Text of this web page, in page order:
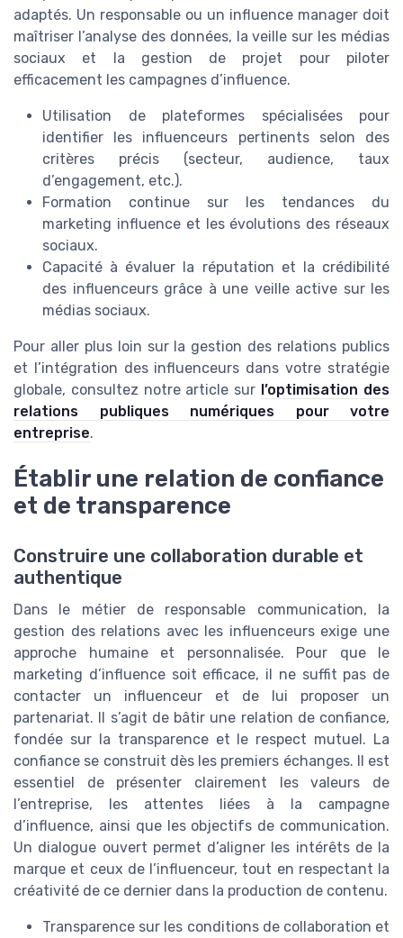
adaptés. Un responsable ou un influence manager doit
maîtriser l’analyse des données, la veille sur les médias
sociaux et la gestion de projet pour piloter
efficacement les campagnes d’influence.
Utilisation de plateformes spécialisées pour
identifier les influenceurs pertinents selon des
critères précis (secteur, audience, taux
d’engagement, etc.).
Formation continue sur les tendances du
marketing influence et les évolutions des réseaux
sociaux.
Capacité à évaluer la réputation et la crédibilité
des influenceurs grâce à une veille active sur les
médias sociaux.
Pour aller plus loin sur la gestion des relations publics
et l’intégration des influenceurs dans votre stratégie
globale, consultez notre article sur l’optimisation des
relations publiques numériques pour votre
entreprise.
Établir une relation de confiance
et de transparence
Construire une collaboration durable et
authentique
Dans le métier de responsable communication, la
gestion des relations avec les influenceurs exige une
approche humaine et personnalisée. Pour que le
marketing d’influence soit efficace, il ne suffit pas de
contacter un influenceur et de lui proposer un
partenariat. Il s’agit de bâtir une relation de confiance,
fondée sur la transparence et le respect mutuel. La
confiance se construit dès les premiers échanges. Il est
essentiel de présenter clairement les valeurs de
l’entreprise, les attentes liées à la campagne
d’influence, ainsi que les objectifs de communication.
Un dialogue ouvert permet d’aligner les intérêts de la
marque et ceux de l’influenceur, tout en respectant la
créativité de ce dernier dans la production de contenu.
Transparence sur les conditions de collaboration et